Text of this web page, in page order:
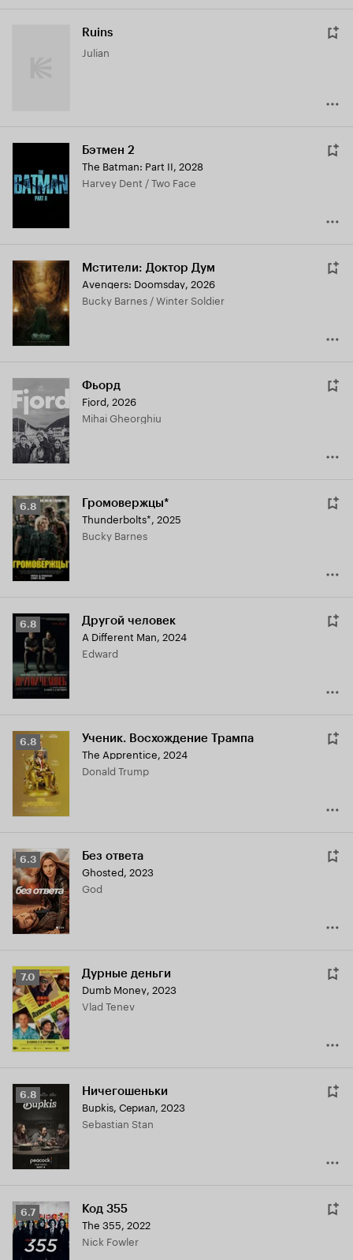
Ruins
Julian
Бэтмен 2
The Batman: Part II, 2028
Harvey Dent / Two Face
Мстители: Доктор Дум
Avengers: Doomsday, 2026
Bucky Barnes / Winter Soldier
Фьорд
Fjord, 2026
Mihai Gheorghiu
Рейтинг
Кинопоиска
6.8
6.8 Громовержцы*
Thunderbolts*, 2025
Bucky Barnes
Рейтинг
Кинопоиска
6.8
6.8 Другой человек
A Different Man, 2024
Edward
Рейтинг
Кинопоиска
6.8
6.8 Ученик. Восхождение Трампа
The Apprentice, 2024
Donald Trump
Рейтинг
Кинопоиска
6.3
6.3 Без ответа
Ghosted, 2023
God
Рейтинг
Кинопоиска
7.0
7.0 Дурные деньги
Dumb Money, 2023
Vlad Tenev
Рейтинг
Кинопоиска
6.8
6.8 Ничегошеньки
Bupkis, Сериал, 2023
Sebastian Stan
Рейтинг
Кинопоиска
6.7
6.7 Код 355
The 355, 2022
Nick Fowler